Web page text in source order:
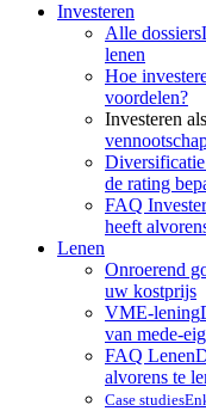
Investeren
Alle dossiers
lenen
Hoe
voordelen?
Investeren
de rating
FAQ
heeft
Lenen
Onroerend
uw kostprijs
VME-lening
van mede-
FAQ Lenen
alvorens te
Case studies